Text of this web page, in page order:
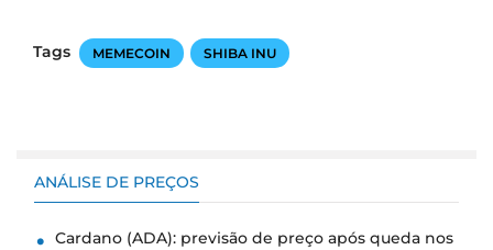
Tags MEMECOIN SHIBA INU
ANÁLISE DE PREÇOS
Cardano (ADA): previsão de preço após queda nos